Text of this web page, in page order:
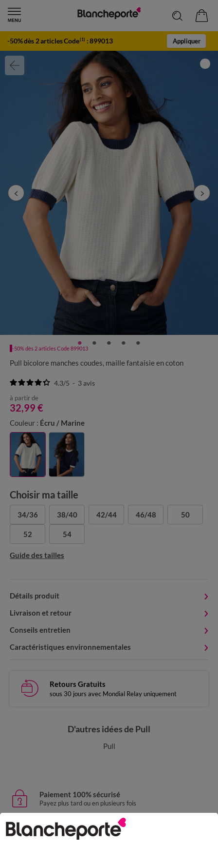
-50% dès 2 articles Code(1) :899013 Appliquer
-50% dès 2 articles Code 899013
Pull bicolore manches coudes, maille fantaisie en coton
4.3/5 - 3avis
à partir de
32,99 €
Couleur : Écru / Marine
Choisir ma taille
34/36 38/40 42/44 46/48 50
52 54
Guide des tailles
Détails produit
Livraison et retour
Conseils entretien
Caractéristiques environnementales
Retours Gratuits
sous 30 jours avec Mondial Relay uniquement
D'autres idées de Pull
Pull
Paiement 100% sécurisé
Payez plus tard ou en plusieurs fois
Livraison express
domicile, relais, consignes automatiques